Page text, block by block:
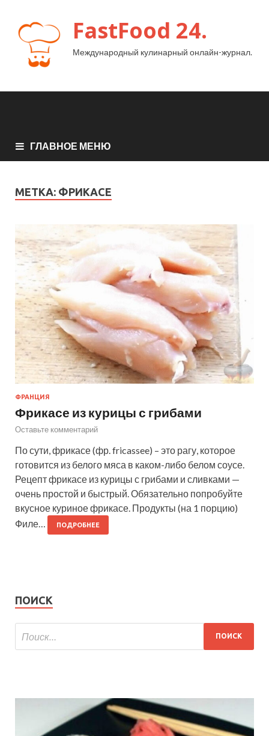
FastFood 24.
Международный кулинарный онлайн-журнал.
ГЛАВНОЕ МЕНЮ
МЕТКА: ФРИКАСЕ
ФРАНЦИЯ
Фрикасе из курицы с грибами
Оставьте комментарий
По сути, фрикасе (фр. fricassee) – это рагу, которое
готовится из белого мяса в каком-либо белом соусе.
Рецепт фрикасе из курицы с грибами и сливками —
очень простой и быстрый. Обязательно попробуйте
вкусное куриное фрикасе. Продукты (на 1 порцию)
Филе…
ПОДРОБНЕЕ
ПОИСК